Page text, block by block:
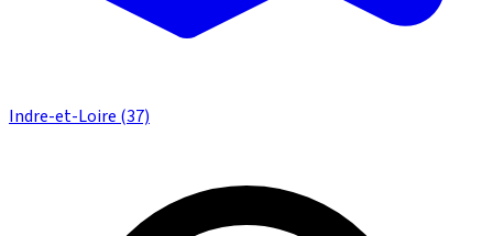
Indre-et-Loire (37)